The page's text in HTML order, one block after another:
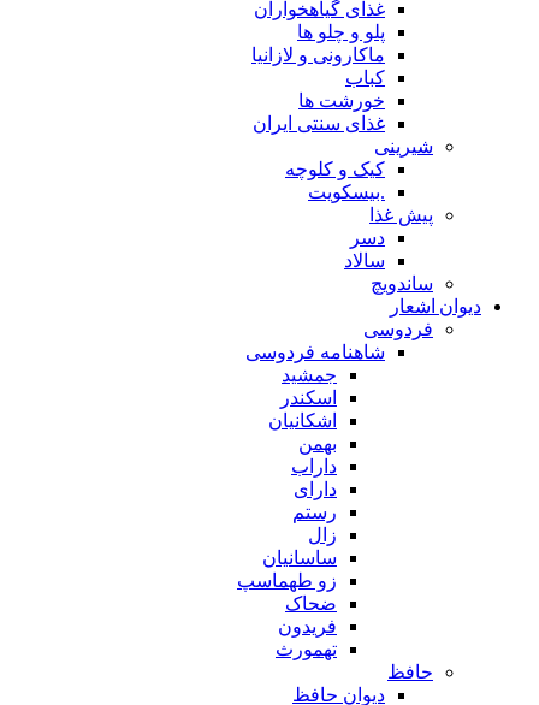
غذای گیاهخواران
پلو و چلو ها
ماکارونی و لازانیا
کباب
خورشت ها
غذای سنتی ایران
شیرینی
کیک و کلوچه
.بیسکویت
پیش غذا
دسر
سالاد
ساندویچ
دیوان اشعار
فردوسی
شاهنامه فردوسی
جمشید
اسکندر
اشکانیان
بهمن
داراب
دارای
رستم
زال
ساسانیان
زو طهماسپ‏
ضحاک
فریدون
تهمورث
حافظ
دیوان حافظ